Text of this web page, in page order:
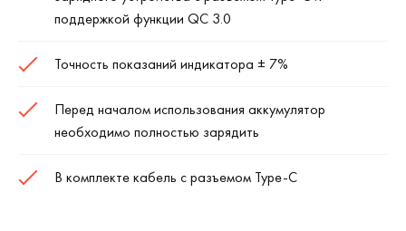
поддержкой функции QC 3.0
Точность показаний индикатора ± 7%
Перед началом использования аккумулятор
необходимо полностью зарядить
В комплекте кабель с разъемом Type-C